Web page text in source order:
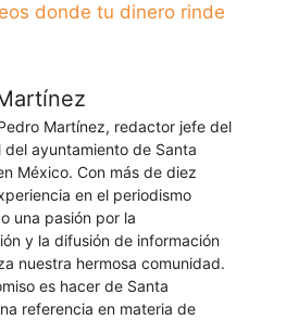
donde tu dinero rinde
Martínez, redactor jefe del
del ayuntamiento de Santa
México. Con más de diez
en el periodismo
una pasión por la
y la difusión de información
nuestra hermosa comunidad.
es hacer de Santa
referencia en materia de